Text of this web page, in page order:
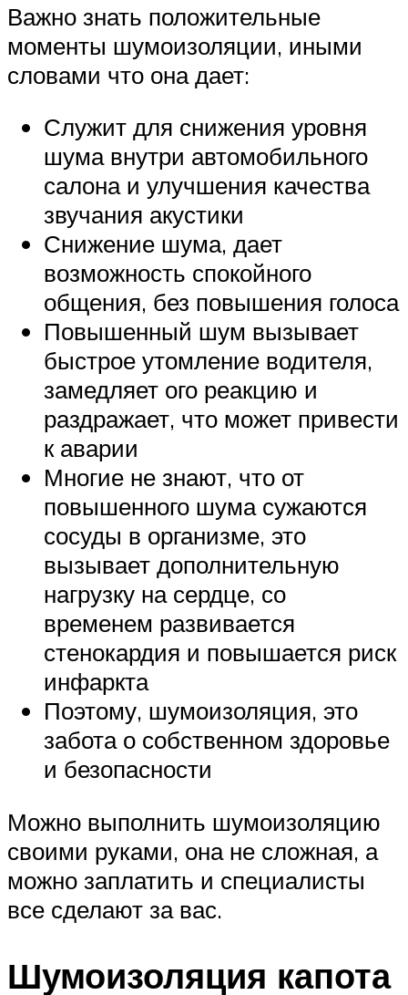
Важно знать положительные
моменты шумоизоляции, иными
словами что она дает:
Служит для снижения уровня
шума внутри автомобильного
салона и улучшения качества
звучания акустики
Снижение шума, дает
возможность спокойного
общения, без повышения голоса
Повышенный шум вызывает
быстрое утомление водителя,
замедляет ого реакцию и
раздражает, что может привести
к аварии
Многие не знают, что от
повышенного шума сужаются
сосуды в организме, это
вызывает дополнительную
нагрузку на сердце, со
временем развивается
стенокардия и повышается риск
инфаркта
Поэтому, шумоизоляция, это
забота о собственном здоровье
и безопасности
Можно выполнить шумоизоляцию
своими руками, она не сложная, а
можно заплатить и специалисты
все сделают за вас.
Шумоизоляция капота